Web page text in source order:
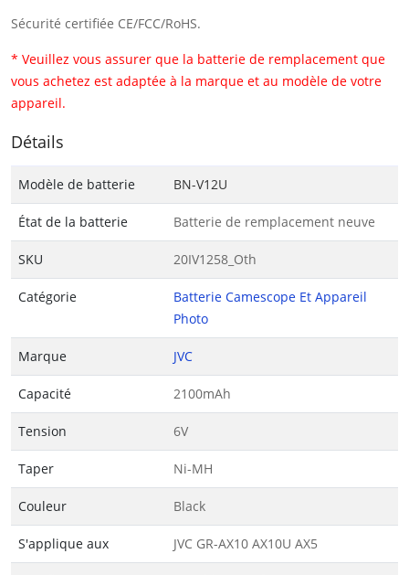
Sécurité certifiée CE/FCC/RoHS.
* Veuillez vous assurer que la batterie de remplacement que
vous achetez est adaptée à la marque et au modèle de votre
appareil.
Détails
Modèle de batterie BN-V12U
État de la batterie Batterie de remplacement neuve
SKU 20IV1258_Oth
Catégorie
Batterie Camescope Et Appareil
Photo
Marque JVC
Capacité 2100mAh
Tension 6V
Taper Ni-MH
Couleur Black
S'applique aux JVC GR-AX10 AX10U AX5